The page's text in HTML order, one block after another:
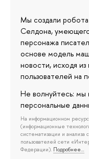
Мы создали робота
Селдона,
персонажа
основе модель
новости, исходя
пользователей на
Не волнуйтесь: мы
персональные
На информационном
(информационные
систематизации и
пользователей сети
Федерации). Подробнее…